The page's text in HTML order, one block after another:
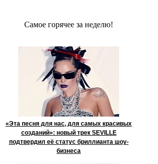
Сaмое гoрячее за неделю!
«Эта песня для нас, для самых красивых
созданий»: новый трек SEVILLE
подтвердил её статус бриллианта шоу-
бизнеса